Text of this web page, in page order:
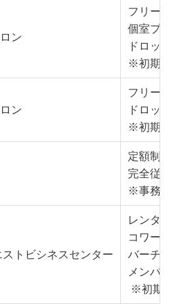
ン
フリーデ
個室プラ
ドロップ
※初期費
ン
フリーデ
ドロップ
※初期費
定額制プ
完全従量
※事務手
トビシネスセンター
レンタル
コワーキ
バーチャ
メンバー
※初期費